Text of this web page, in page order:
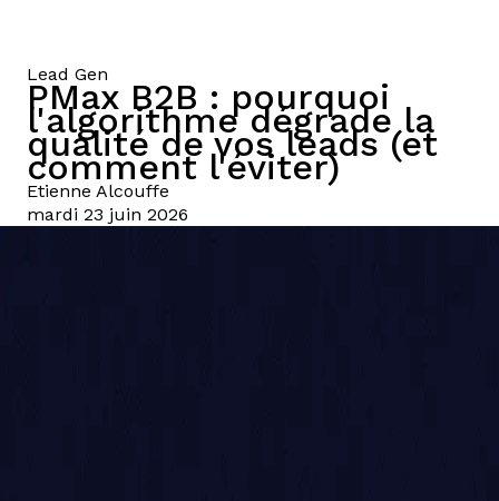
Lead Gen
PMax B2B : pourquoi
l'algorithme dégrade la
qualité de vos leads (et
comment l'éviter)
Etienne Alcouffe
mardi 23 juin 2026